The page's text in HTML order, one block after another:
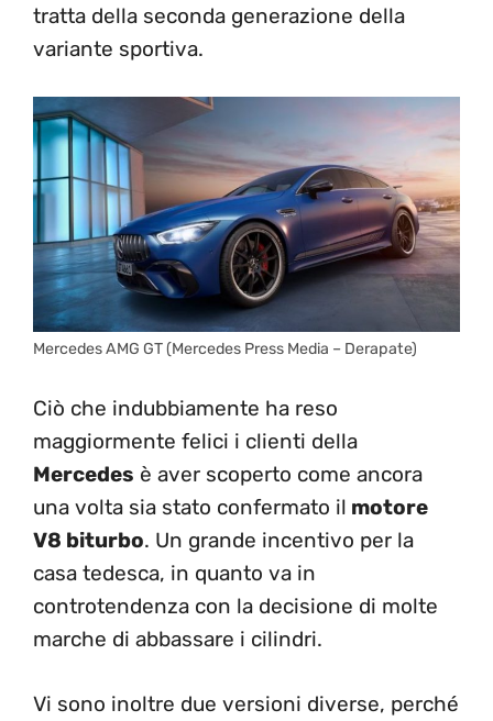
tratta della seconda generazione della
variante sportiva.
Mercedes AMG GT (Mercedes Press Media – Derapate)
Ciò che indubbiamente ha reso
maggiormente felici i clienti della
Mercedes è aver scoperto come ancora
una volta sia stato confermato il motore
V8 biturbo. Un grande incentivo per la
casa tedesca, in quanto va in
controtendenza con la decisione di molte
marche di abbassare i cilindri.
Vi sono inoltre due versioni diverse, perché